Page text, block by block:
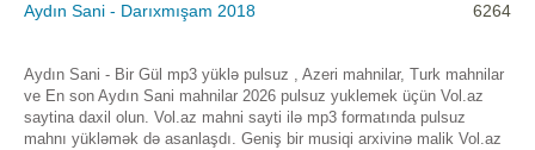
Aydın Sani - Darıxmışam 2018
6264
Aydın Sani - Bir Gül mp3 yüklə pulsuz , Azeri mahnilar, Turk mahnilar
ve En son Aydın Sani mahnilar 2026 pulsuz yuklemek üçün Vol.az
saytina daxil olun. Vol.az mahni sayti ilə mp3 formatında pulsuz
mahnı yükləmək də asanlaşdı. Geniş bir musiqi arxivinə malik Vol.az